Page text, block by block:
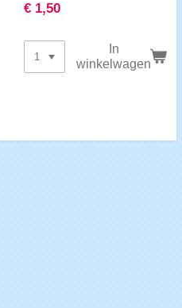
€ 1,50
In
winkelwagen